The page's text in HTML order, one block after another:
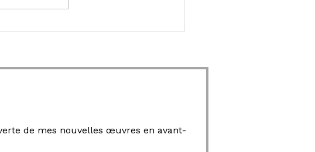
de mes nouvelles œuvres en avant-